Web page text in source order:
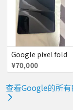
Google pixel fold
¥70,000
查看Google的所有